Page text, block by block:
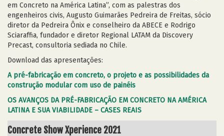
em Concreto na América Latina”, com as palestras dos
engenheiros civis, Augusto Guimarães Pedreira de Freitas, sócio
diretor da Pedreira Ônix e conselheiro da ABECE e Rodrigo
Sciaraffia, fundador e diretor Regional LATAM da Discovery
Precast, consultoria sediada no Chile.
Download das apresentações:
A pré-fabricação em concreto, o projeto e as possibilidades da
construção modular com uso de painéis
OS AVANÇOS DA PRÉ-FABRICAÇÃO EM CONCRETO NA AMÉRICA
LATINA E SUA VIABILIDADE – CASES REAIS
Concrete Show Xperience 2021